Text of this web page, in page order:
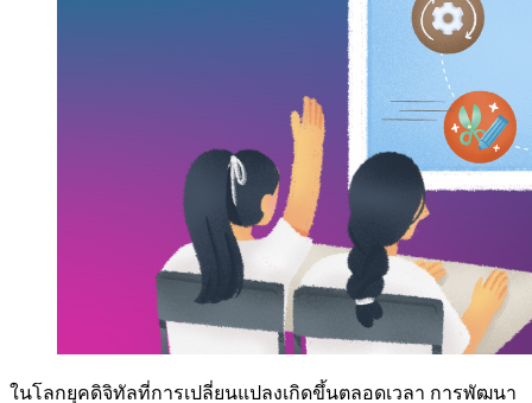
ในโลกยุคดิจิทัลที่การเปลี่ยนแปลงเกิดขึ้นตลอดเวลา การพัฒนา